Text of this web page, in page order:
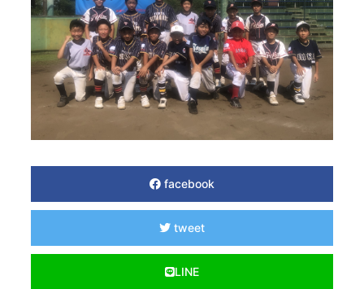
facebook
tweet
LINE